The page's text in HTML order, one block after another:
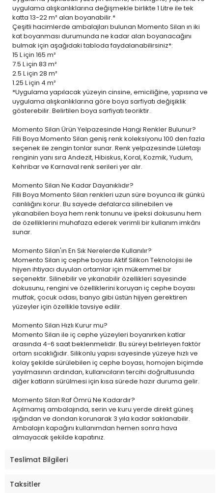
uygulama alışkanlıklarına değişmekle birlikte 1 Litre ile tek
katta 13-22 m² alan boyanabilir.*
Çeşitli hacimlerde ambalajları bulunan Momento Silan ın iki
kat boyanması durumunda ne kadar alan boyanacağını
bulmak için aşağıdaki tabloda faydalanabilirsiniz*:
15 Liçin 165 m²
7.5 Liçin 83 m²
2.5 Liçin 28 m²
1.25 Liçin 4 m²
*Uygulama yapılacak yüzeyin cinsine, emiciliğine, yapısına ve
uygulama alışkanlıklarına göre boya sarfiyatı değişiklik
gösterebilir. Belirtilen boya sarfiyatı teoriktir.
Momento Silan Ürün Yelpazesinde Hangi Renkler Bulunur?
Filli Boya Momento Silan geniş renk koleksiyonu 100 den fazla
seçenek ile zengin tonlar sunar. Renk yelpazesinde Lületaşı
renginin yanı sıra Andezit, Hibiskus, Koral, Kozmik, Yudum,
Kehribar ve Karnaval renk serileri yer alır.
Momento Silan Ne Kadar Dayanıklıdır?
Filli Boya Momento Silan renkleri uzun süre boyunca ilk günkü
canlılığını korur. Bu sayede defalarca silinebilen ve
yıkanabilen boya hem renk tonunu ve ipeksi dokusunu hem
de özelliklerini muhafaza ederek verimli bir kullanım imkânı
sunar.
Momento Silan'ın En Sık Nerelerde Kullanılır?
Momento Silan iç cephe boyası Aktif Silikon Teknolojisi ile
hijyen ihtiyacı duyulan ortamlar için mükemmel bir
seçenektir. Silinebilir ve yıkanabilir özellikleri sayesinde
dokusunu, rengini ve özelliklerini koruyan iç cephe boyası
mutfak, çocuk odası, banyo gibi üstün hijyen gerektiren
yüzeyler için özellikle tavsiye edilir.
Momento Silan Hızlı Kurur mu?
Momento Silan ile iç cephe yüzeyleri boyanırken katlar
arasında 4-6 saat beklenmelidir. Bu süreyi belirleyen faktör
ortam sıcaklığıdır. Silikonlu yapısı sayesinde yüzeye hızlı ve
kolay şekilde sürülebilen iç cephe boyası, homojen biçimde
yayılmasının ardından, kullanıcıların tercihi doğrultusunda
diğer katların sürülmesi için kısa sürede hazır duruma gelir.
Momento Silan Raf Ömrü Ne Kadardır?
Açılmamış ambalajında, serin ve kuru yerde direkt güneş
ışığından ve dondan korunarak 3 yıla kadar saklanabilir.
Ambalajın kapağını kullanımdan hemen sonra hava
almayacak şekilde kapatınız.
Teslimat Bilgileri
Taksitler